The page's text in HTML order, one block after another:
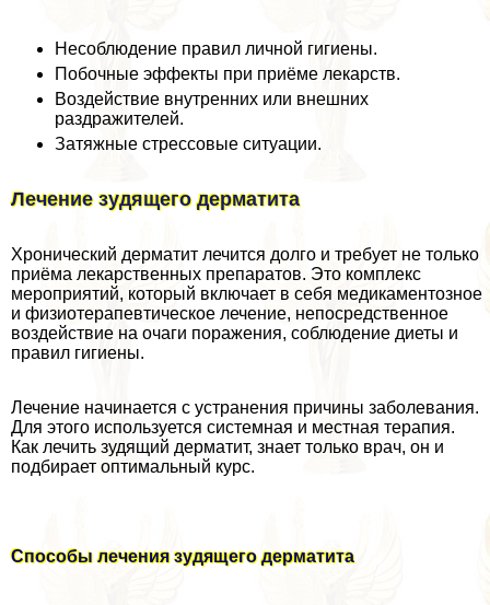
Несоблюдение правил личной гигиены.
Побочные эффекты при приёме лекарств.
Воздействие внутренних или внешних
раздражителей.
Затяжные стрессовые ситуации.
Лечение зудящего дерматита
Хронический дерматит лечится долго и требует не только
приёма лекарственных препаратов. Это комплекс
мероприятий, который включает в себя медикаментозное
и физиотерапевтическое лечение, непосредственное
воздействие на очаги поражения, соблюдение диеты и
правил гигиены.
Лечение начинается с устранения причины заболевания.
Для этого используется системная и местная терапия.
Как лечить зудящий дерматит, знает только врач, он и
подбирает оптимальный курс.
Способы лечения зудящего дерматита